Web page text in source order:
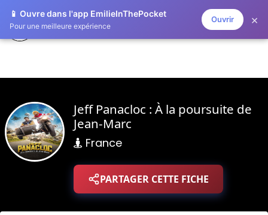
📱 Ouvre dans l'app EmilieInThePocket
Pour une meilleure expérience
Ouvrir ×
ZAPLISTOO
Jeff Panacloc : À la poursuite de
Jean-Marc
France
PARTAGER CETTE FICHE